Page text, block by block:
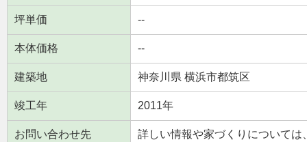
坪単価 --
本体価格 --
建築地 神奈川県 横浜市都筑区
竣工年 2011年
お問い合わせ先
詳しい情報や家づくりについて